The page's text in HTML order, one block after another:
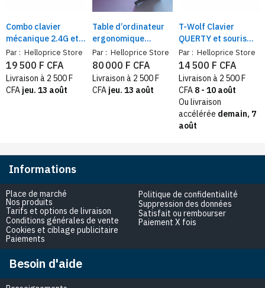
Combo clavier
mécanique 2.4G et
souris USB-C –
design typewriter
rétroéclairé,
gaming et bureau
sans fil
Par : Helloprice Store
19 500 F CFA
Livraison à 2 500 F
CFA jeu. 13 août
Table d’ordinateur
ergonomique
motorisé | Bureau
gaming électrique
réglable en hauteur
design fibre carbone
et LED
Par : Helloprice Store
80 000 F CFA
Livraison à 2 500 F
CFA jeu. 13 août
T-Wolf Clavier
QUERTY et souris
sans fil – frappe
silencieuse,
Windows et MacOS
Par : Helloprice Store
14 500 F CFA
Livraison à 2 500 F
CFA 8 - 10 août
Ou livraison
accélérée demain, 7
août
Informations
Place de marché
Nos produits
Tarifs et options de livraison
Conditions générales de vente
Cookies et ciblage publicitaire
Paiements
Politique de confidentialité
Suppression des données
Satisfait ou rembourser
Paiement X fois
Besoin d'aide